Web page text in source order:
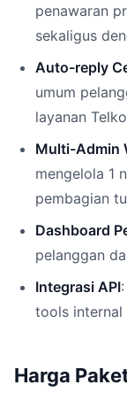
penawaran
sekaligus
Auto-reply
umum
layanan
Multi-Admin
mengelola 1
pembagian
Dashboard
pelanggan
Integrasi API
tools internal
Harga